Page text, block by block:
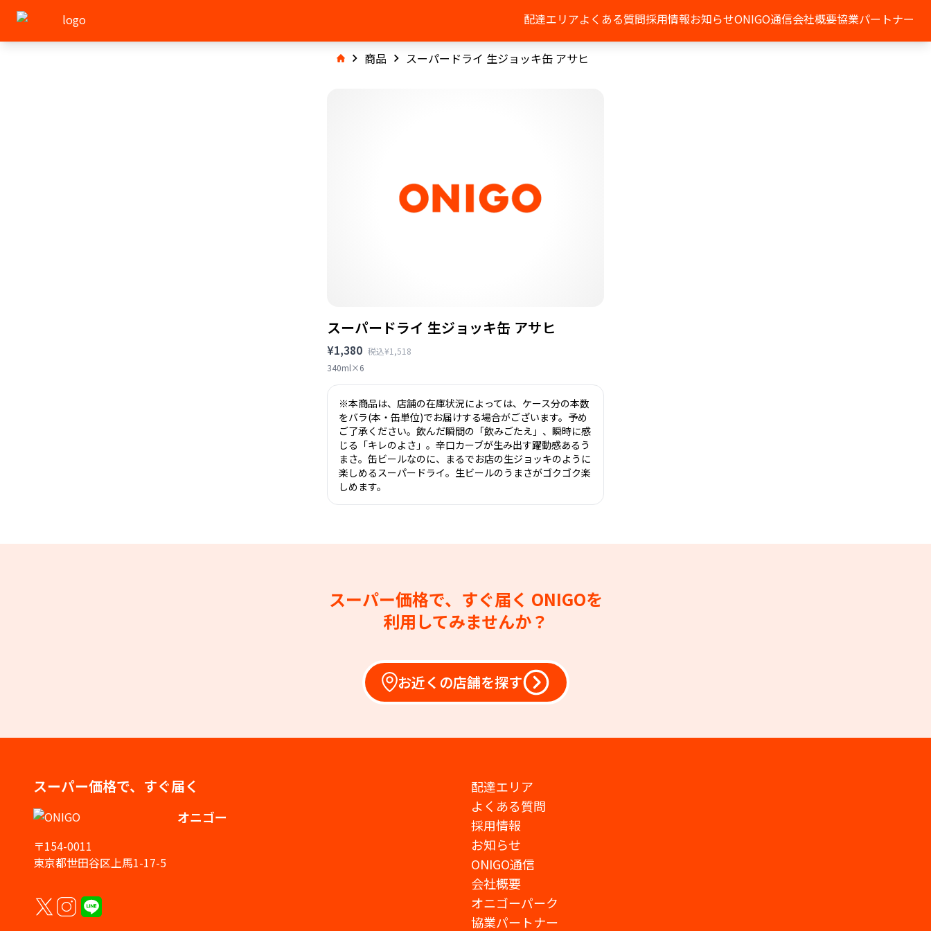
配達エリアよくある質問採用情報お知らせONIGO通信会社概要協業パートナー
商品 スーパードライ 生ジョッキ缶 アサヒ
スーパードライ 生ジョッキ缶 アサヒ
¥1,380 税込¥1,518
340ml×6
※本商品は、店舗の在庫状況によっては、ケース分の本数
をバラ(本・缶単位)でお届けする場合がございます。予め
ご了承ください。飲んだ瞬間の「飲みごたえ」、瞬時に感
じる「キレのよさ」。辛口カーブが生み出す躍動感あるう
まさ。缶ビールなのに、まるでお店の生ジョッキのように
楽しめるスーパードライ。生ビールのうまさがゴクゴク楽
しめます。
スーパー価格で、すぐ届く ONIGOを
利用してみませんか？
お近くの店舗を探す
スーパー価格で、すぐ届く
オニゴー
〒154-0011
東京都世田谷区上馬1-17-5
配達エリア
よくある質問
採用情報
お知らせ
ONIGO通信
会社概要
オニゴーパーク
協業パートナー